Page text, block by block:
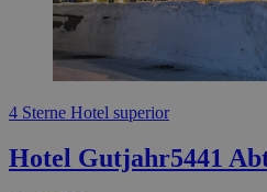
4 Sterne Hotel superior
Hotel Gutjahr5441